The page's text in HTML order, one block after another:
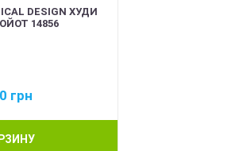
DESIGN ХУДИ
14856
грн